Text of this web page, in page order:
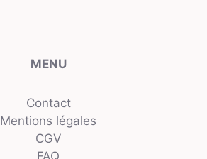
MENU
Contact
Mentions légales
CGV